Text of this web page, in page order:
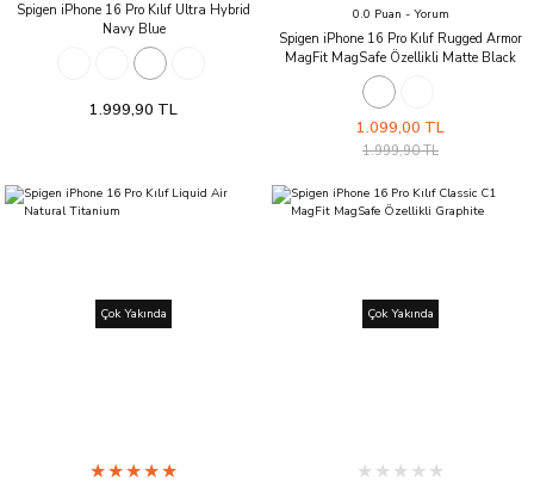
Spigen iPhone 16 Pro Kılıf Ultra Hybrid
Navy Blue
1.999,90 TL
0.0 Puan - Yorum
Spigen iPhone 16 Pro Kılıf Rugged Armor
MagFit MagSafe Özellikli Matte Black
1.099,00 TL
1.999,90 TL
Çok Yakında Çok Yakında